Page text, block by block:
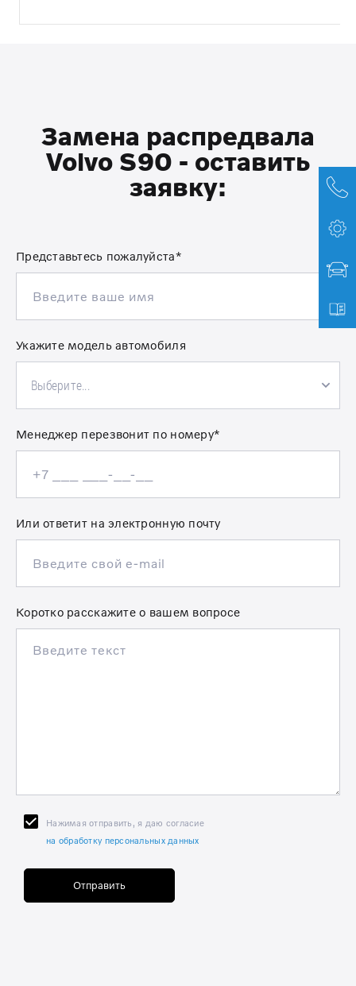
Замена распредвала
Volvo S90 - оставить
заявку:
Представьтесь пожалуйста*
Укажите модель автомобиля
Выберите...
Менеджер перезвонит по номеру*
Или ответит на электронную почту
Коротко расскажите о вашем вопросе
Нажимая отправить, я даю согласие
на обработку персональных данных
Отправить